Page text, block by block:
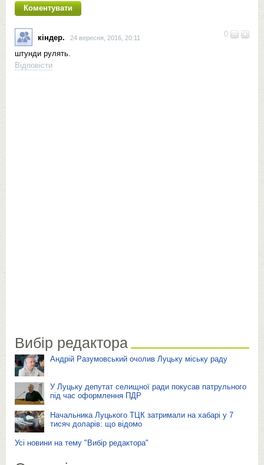
0
кіндер. 24 вересня, 2016, 20:11
штунди рулять.
Відповісти
Вибір редактора
Андрій Разумовський очолив Луцьку міську раду
У Луцьку депутат селищної ради покусав патрульного
під час оформлення ПДР
Начальника Луцького ТЦК затримали на хабарі у 7
тисяч доларів: що відомо
Усі новини на тему "Вибір редактора"